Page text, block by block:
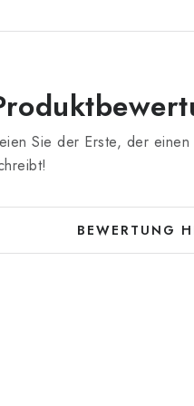
Sie der Erste, der
BEWERTUNG